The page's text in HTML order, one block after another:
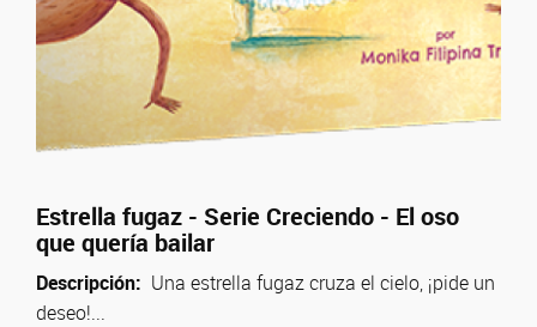
Estrella fugaz - Serie Creciendo - El oso
que quería bailar
Descripción: Una estrella fugaz cruza el cielo, ¡pide un
deseo!...